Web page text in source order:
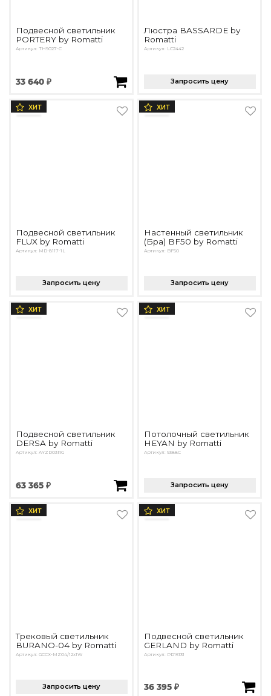
Подвесной светильник
PORTERY by Romatti
Артикул: TH9027-C
33 640 ₽
Люстра BASSARDE by
Romatti
Артикул: LC2442
Запросить цену
ХИТ
Подвесной светильник
FLUX by Romatti
Артикул: MD-8117-1L
Запросить цену
ХИТ
Настенный светильник
(Бра) BF50 by Romatti
Артикул: BF50
Запросить цену
ХИТ
Подвесной светильник
DERSA by Romatti
Артикул: AYZD03RG
63 365 ₽
ХИТ
Потолочный светильник
HEYAN by Romatti
Артикул: 9388С
Запросить цену
ХИТ
Трековый светильник
BURANO-04 by Romatti
Артикул: GCCX-MZ04/12x1W
Запросить цену
ХИТ
Подвесной светильник
GERLAND by Romatti
Артикул: PD16131
36 395 ₽